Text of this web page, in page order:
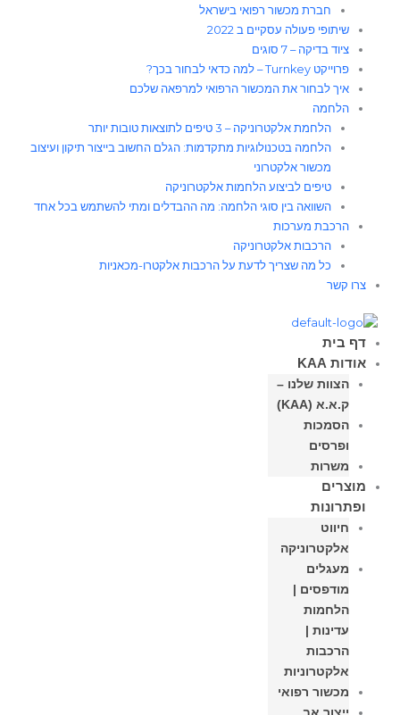
חברת מכשור רפואי בישראל
שיתופי פעולה עסקיים ב 2022
ציוד בדיקה – 7 סוגים
פרוייקט Turnkey – למה כדאי לבחור בכך?
איך לבחור את המכשור הרפואי למרפאה שלכם
הלחמה
הלחמת אלקטרוניקה – 3 טיפים לתוצאות טובות יותר
הלחמה בטכנולוגיות מתקדמות: הגלם החשוב בייצור תיקון ועיצוב
מכשור אלקטרוני
טיפים לביצוע הלחמות אלקטרוניקה
השוואה בין סוגי הלחמה: מה ההבדלים ומתי להשתמש בכל אחד
הרכבת מערכות
הרכבות אלקטרוניקה
כל מה שצריך לדעת על הרכבות אלקטרו-מכאניות
צרו קשר
דף בית
אודות KAA
הצוות שלנו –
ק.א.א (KAA)
הסמכות
ופרסים
משרות
מוצרים
ופתרונות
חיווט
אלקטרוניקה
מעגלים
מודפסים |
הלחמות
עדינות |
הרכבות
אלקטרוניות
מכשור רפואי